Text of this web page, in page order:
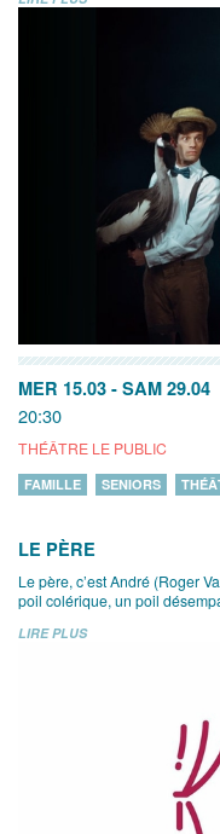
MER 15.03 - SAM 29.04
20:30
THÉÂTRE LE PUBLIC
FAMILLE SENIORS
LE PÈRE
Le père, c’est André (Roger
poil colérique, un poil
LIRE PLUS